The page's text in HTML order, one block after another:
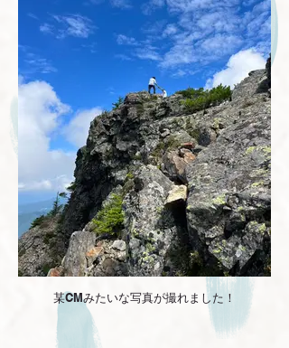
某CMみたいな写真が撮れました！